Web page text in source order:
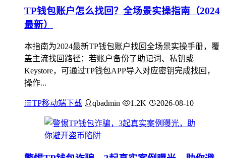
TP钱包账户怎么找回？全场景实操指南（2024
最新）
本指南为2024最新TP钱包账户找回全场景实操手册，覆
盖主流找回路径：若账户备份了助记词、私钥或
Keystore，可通过TP钱包APP导入对应密钥完成找回，
操作...
TP移动端下载 qbadmin 1.2K 2026-08-10